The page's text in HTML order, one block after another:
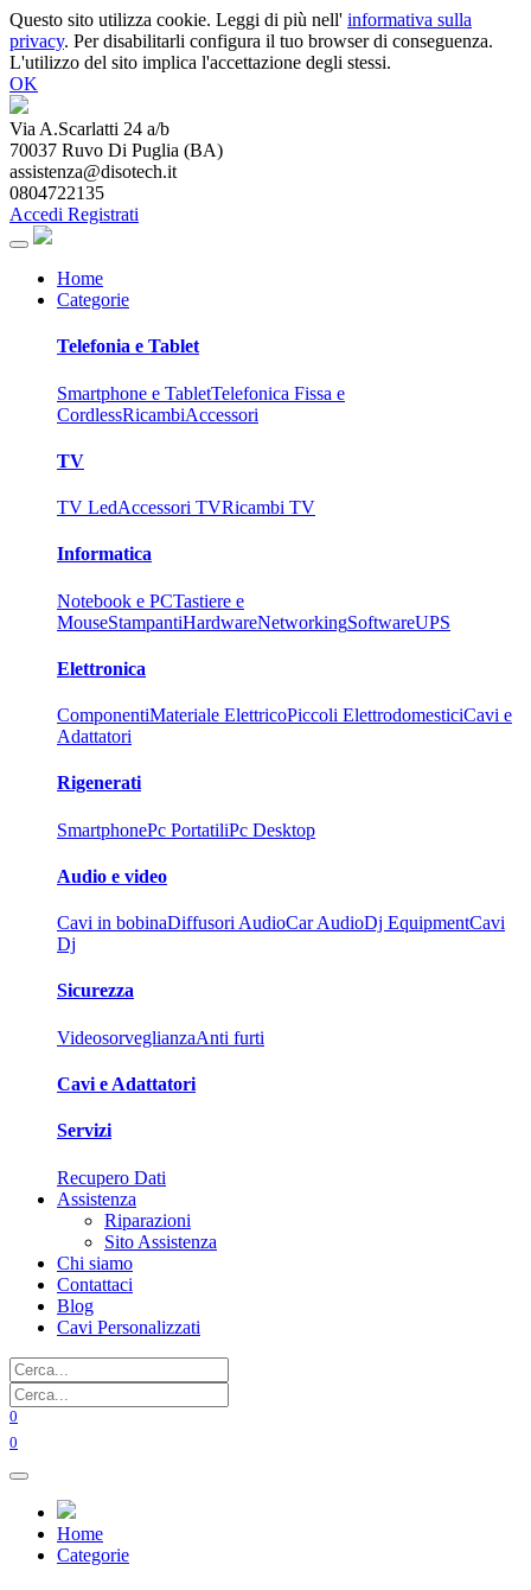
Questo sito utilizza cookie. Leggi di più nell' informativa sulla
privacy. Per disabilitarli configura il tuo browser di conseguenza.
L'utilizzo del sito implica l'accettazione degli stessi.
OK
Via A.Scarlatti 24 a/b
70037 Ruvo Di Puglia (BA)
assistenza@disotech.it
0804722135
Accedi Registrati
Home
Categorie
Telefonia e Tablet
Smartphone e TabletTelefonica Fissa e
CordlessRicambiAccessori
TV
TV LedAccessori TVRicambi TV
Informatica
Notebook e PCTastiere e
MouseStampantiHardwareNetworkingSoftwareUPS
Elettronica
ComponentiMateriale ElettricoPiccoli ElettrodomesticiCavi e
Adattatori
Rigenerati
SmartphonePc PortatiliPc Desktop
Audio e video
Cavi in bobinaDiffusori AudioCar AudioDj EquipmentCavi
Dj
Sicurezza
VideosorveglianzaAnti furti
Cavi e Adattatori
Servizi
Recupero Dati
Assistenza
Riparazioni
Sito Assistenza
Chi siamo
Contattaci
Blog
Cavi Personalizzati
0
0
Home
Categorie